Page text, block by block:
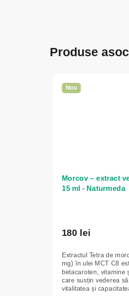
Produse
Nou
Morcov – extract
15 ml - Naturmeda
180 lei
Extractul Tetra de
mg) în ulei MCT C8
betacaroten, vitamine
care susțin vederea
vitalitatea și